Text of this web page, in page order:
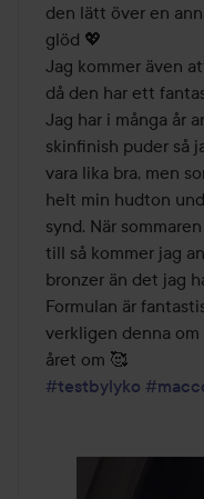
den lätt över en
glöd 💖
Jag kommer även
då den har ett
Jag har i många år
skinfinish puder så
vara lika bra, men
helt min hudton
synd. När
till så kommer jag
bronzer än det jag
Formulan är
verkligen denna
#testbylyko